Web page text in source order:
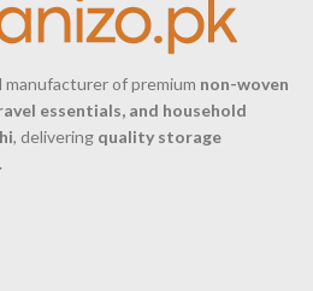
of premium non-woven
essentials, and household
, delivering quality storage
.